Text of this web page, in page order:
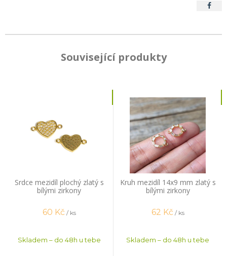
Související produkty
Srdce mezidíl plochý zlatý s
bílými zirkony
60 Kč / ks
Skladem – do 48h u tebe
Kruh mezidíl 14x9 mm zlatý s
bílými zirkony
62 Kč / ks
Skladem – do 48h u tebe